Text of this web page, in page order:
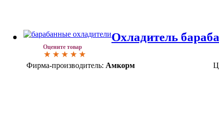
Оцените товар
Охладитель
Фирма-производитель: Амкорм